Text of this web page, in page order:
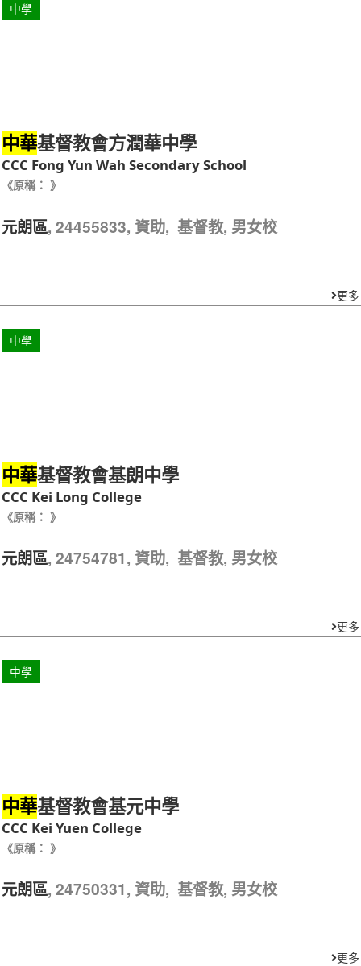
中學
中華基督教會方潤華中學
CCC Fong Yun Wah Secondary School
《原稱： 》
元朗區, 24455833, 資助, 基督教, 男女校
更多
中學
中華基督教會基朗中學
CCC Kei Long College
《原稱： 》
元朗區, 24754781, 資助, 基督教, 男女校
更多
中學
中華基督教會基元中學
CCC Kei Yuen College
《原稱： 》
元朗區, 24750331, 資助, 基督教, 男女校
更多